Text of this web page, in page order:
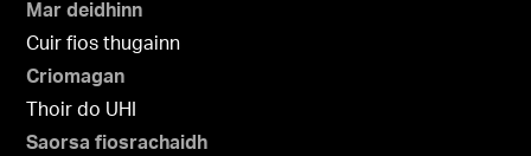
Mar deidhinn
Cuir fios thugainn
Criomagan
Thoir do UHI
Saorsa fiosrachaidh